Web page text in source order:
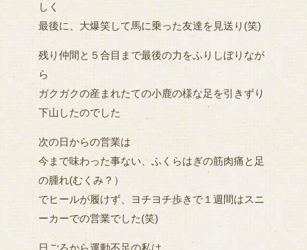
しく
最後に、大爆笑して馬に乗った友達を見送り(笑)
残り仲間と５合目まで最後の力をふりしぼりなが
ら
ガクガクの産まれたての小鹿の様な足を引きずり
下山したのでした
次の日からの営業は
今まで味わった事ない、ふくらはぎの筋肉痛と足
の腫れ(むくみ？）
でヒールが履けず、ヨチヨチ歩きで１週間はスニ
ーカーでの営業でした(笑)